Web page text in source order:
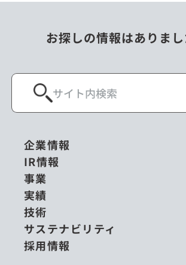
お探しの情報はありまし
企業情報
IR情報
事業
実績
技術
サステナビリティ
採用情報